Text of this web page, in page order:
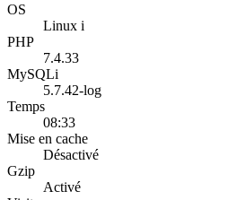
OS
Linux i
PHP
7.4.33
MySQLi
5.7.42-log
Temps
08:33
Mise en cache
Désactivé
Gzip
Activé